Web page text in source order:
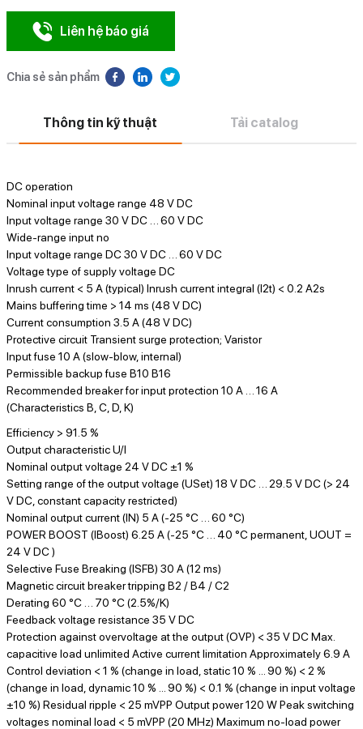
Liên hệ báo giá
Chia sẻ sản phẩm
Thông tin kỹ thuật Tải catalog
DC operation
Nominal input voltage range 48 V DC
Input voltage range 30 V DC … 60 V DC
Wide-range input no
Input voltage range DC 30 V DC … 60 V DC
Voltage type of supply voltage DC
Inrush current < 5 A (typical) Inrush current integral (I2t) < 0.2 A2s
Mains buffering time > 14 ms (48 V DC)
Current consumption 3.5 A (48 V DC)
Protective circuit Transient surge protection; Varistor
Input fuse 10 A (slow-blow, internal)
Permissible backup fuse B10 B16
Recommended breaker for input protection 10 A … 16 A
(Characteristics B, C, D, K)
Efficiency > 91.5 %
Output characteristic U/I
Nominal output voltage 24 V DC ±1 %
Setting range of the output voltage (USet) 18 V DC … 29.5 V DC (> 24
V DC, constant capacity restricted)
Nominal output current (IN) 5 A (-25 °C … 60 °C)
POWER BOOST (IBoost) 6.25 A (-25 °C … 40 °C permanent, UOUT =
24 V DC )
Selective Fuse Breaking (ISFB) 30 A (12 ms)
Magnetic circuit breaker tripping B2 / B4 / C2
Derating 60 °C … 70 °C (2.5%/K)
Feedback voltage resistance 35 V DC
Protection against overvoltage at the output (OVP) < 35 V DC Max.
capacitive load unlimited Active current limitation Approximately 6.9 A
Control deviation < 1 % (change in load, static 10 % ... 90 %) < 2 %
(change in load, dynamic 10 % ... 90 %) < 0.1 % (change in input voltage
±10 %) Residual ripple < 25 mVPP Output power 120 W Peak switching
voltages nominal load < 5 mVPP (20 MHz) Maximum no-load power